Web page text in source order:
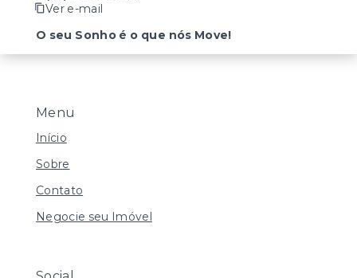
Menu
Início
Sobre
Contato
Negocie seu Imóvel
Ver e-mail
O seu Sonho é o que nós Move!